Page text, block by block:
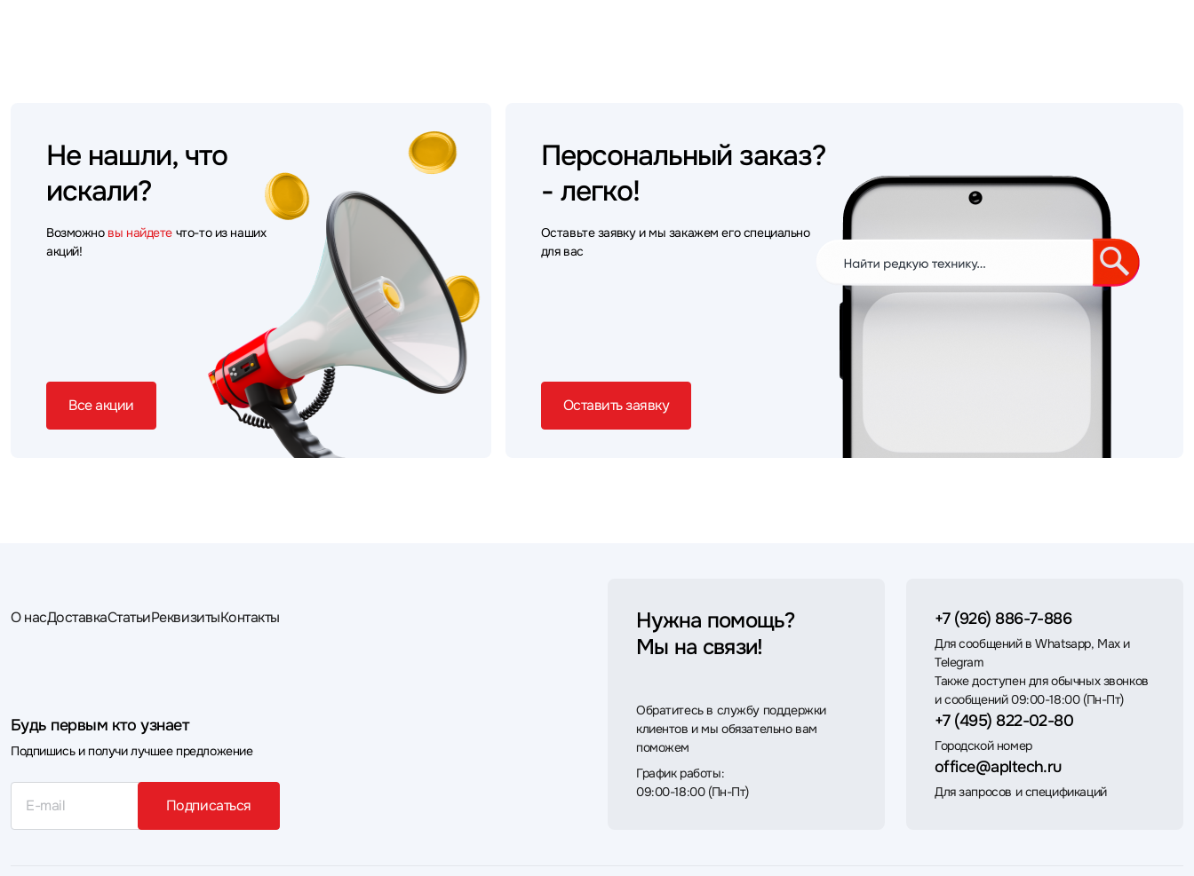
Не нашли, что
искали?
Возможно вы найдете что-то из наших
акций!
Все акции
Персональный заказ?
- легко!
Оставьте заявку и мы закажем его специально
для вас
Оставить заявку
О насДоставкаСтатьиРеквизитыКонтакты
Будь первым кто узнает
Подпишись и получи лучшее предложение
Подписаться
Нужна помощь?
Мы на связи!
Обратитесь в службу поддержки
клиентов и мы обязательно вам
поможем
График работы:
09:00-18:00 (Пн-Пт)
+7 (926) 886-7-886
Для сообщений в Whatsapp, Max и
Telegram
Также доступен для обычных звонков
и сообщений 09:00-18:00 (Пн-Пт)
+7 (495) 822-02-80
Городской номер
office@apltech.ru
Для запросов и спецификаций